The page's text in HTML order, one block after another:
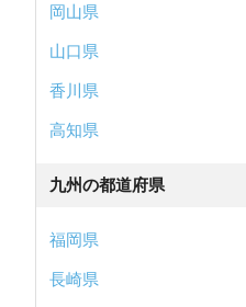
岡山県
山口県
香川県
高知県
九州の都道府県
福岡県
長崎県